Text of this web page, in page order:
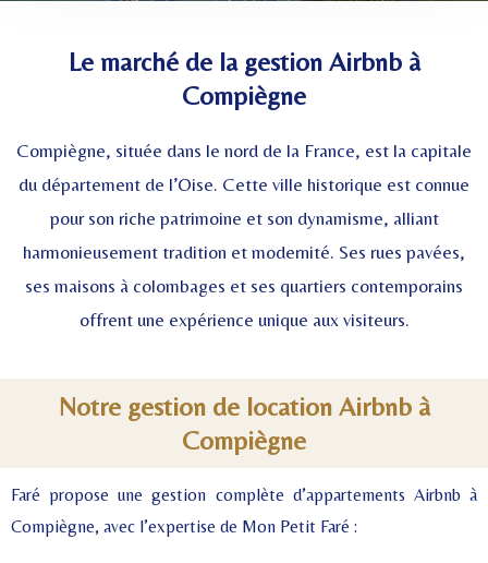
Le marché de la gestion Airbnb à
Compiègne
Compiègne, située dans le nord de la France, est la capitale
du département de l’Oise. Cette ville historique est connue
pour son riche patrimoine et son dynamisme, alliant
harmonieusement tradition et modernité. Ses rues pavées,
ses maisons à colombages et ses quartiers contemporains
offrent une expérience unique aux visiteurs.
Notre gestion de location Airbnb à
Compiègne
Faré propose une gestion complète d’appartements Airbnb à
Compiègne, avec l’expertise de Mon Petit Faré :